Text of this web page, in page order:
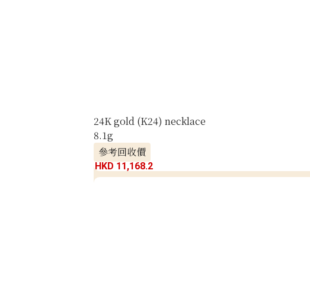
24K gold (K24) necklace
8.1g
參考回收價
HKD 11,168.2